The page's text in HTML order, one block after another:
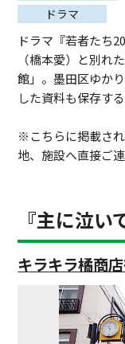
ドラマ
ドラマ『若者たち
（橋本愛）と別れ
館」。墨田区ゆか
した資料も保存す
※こちらに掲載さ
地、施設へ直接ご
『主に泣
キラキラ橘商